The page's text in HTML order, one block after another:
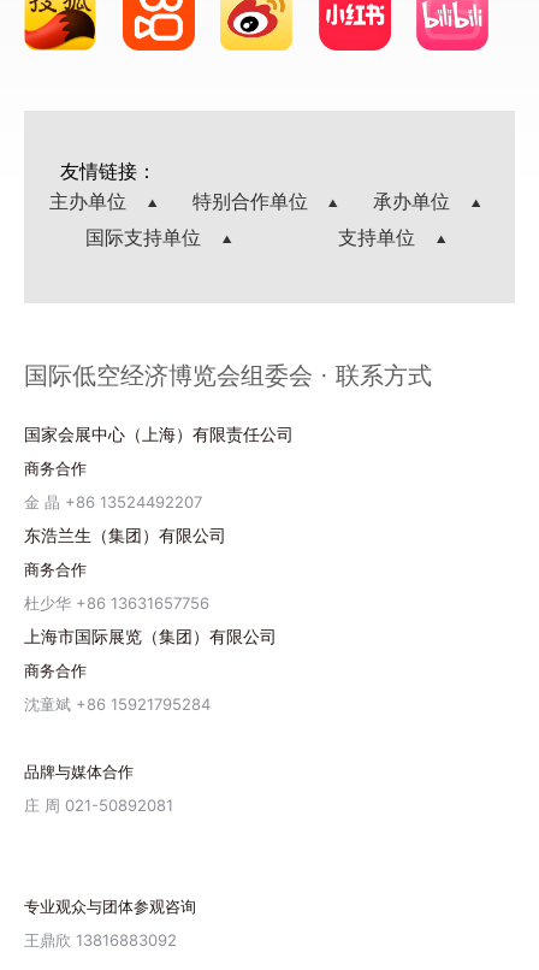
友情链接：
主办单位
特别合作单位
承办单位
国际支持单位
支持单位
国际低空经济博览会组委会 · 联系方式
国家会展中心（上海）有限责任公司
商务合作
金 晶 +86 13524492207
东浩兰生（集团）有限公司
商务合作
杜少华 +86 13631657756
上海市国际展览（集团）有限公司
商务合作
沈童斌 +86 15921795284
品牌与媒体合作
庄 周 021-50892081
专业观众与团体参观咨询
王鼎欣 13816883092